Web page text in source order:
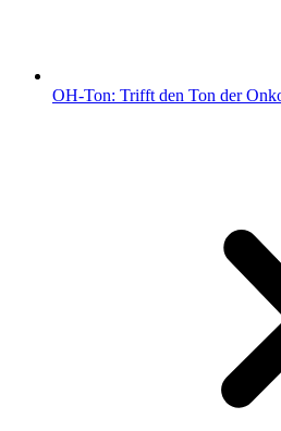
OH-Ton: Trifft den Ton der